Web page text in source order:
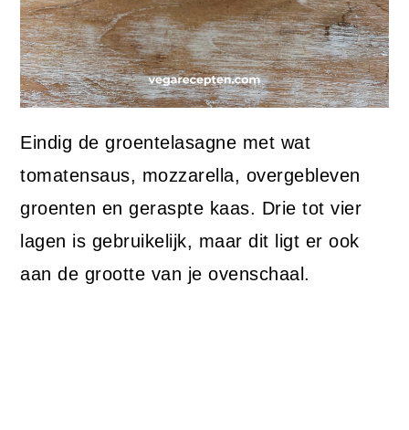
Eindig de groentelasagne met wat
tomatensaus, mozzarella, overgebleven
groenten en geraspte kaas. Drie tot vier
lagen is gebruikelijk, maar dit ligt er ook
aan de grootte van je ovenschaal.